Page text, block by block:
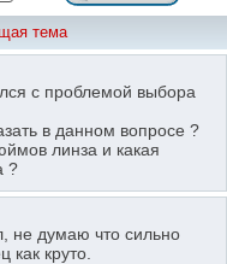
тема
с проблемой выбора
в данном вопросе ?
линза и какая
?
не думаю что сильно
как круто.